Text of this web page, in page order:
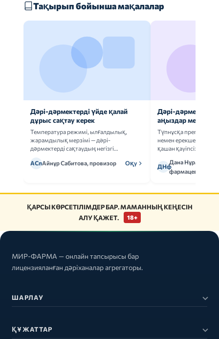
Тақырып бойынша мақалалар
Дәрі-дәрмектерді үйде қалай
дұрыс сақтау керек
Температура режимі, ылғалдылық,
жарамдылық мерзімі — дәрі-
дәрмектерді сақтаудың негізгі
АСпАйнұр Сабитова, провизор Оқу
Дәрі-дәрмек
аңыздар мен
Түпнұсқа
немен ерекшеленеді
қашан қауіпсіз.
ДНф
Дана
фармацевт
ҚАРСЫ КӨРСЕТІЛІМДЕР БАР. МАМАННЫҢ КЕҢЕСІН
АЛУ ҚАЖЕТ.
18+
МИР-ФАРМА — онлайн тапсырысы бар
лицензияланған дәріханалар агрегаторы.
ШАРЛАУ
ҚҰЖАТТАР